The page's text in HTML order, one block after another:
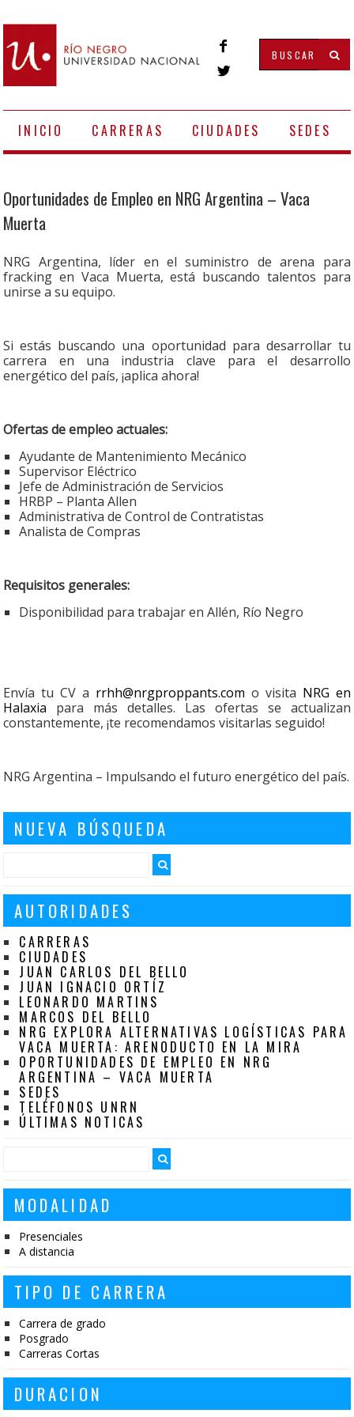
INICIO CARRERAS CIUDADES SEDES
Oportunidades de Empleo en NRG Argentina – Vaca
Muerta
NRG Argentina, líder en el suministro de arena para
fracking en Vaca Muerta, está buscando talentos para
unirse a su equipo.
Si estás buscando una oportunidad para desarrollar tu
carrera en una industria clave para el desarrollo
energético del país, ¡aplica ahora!
Ofertas de empleo actuales:
Ayudante de Mantenimiento Mecánico
Supervisor Eléctrico
Jefe de Administración de Servicios
HRBP – Planta Allen
Administrativa de Control de Contratistas
Analista de Compras
Requisitos generales:
Disponibilidad para trabajar en Allén, Río Negro
Envía tu CV a rrhh@nrgproppants.com o visita NRG en
Halaxia para más detalles. Las ofertas se actualizan
constantemente, ¡te recomendamos visitarlas seguido!
NRG Argentina – Impulsando el futuro energético del país.
NUEVA BÚSQUEDA
AUTORIDADES
CARRERAS
CIUDADES
JUAN CARLOS DEL BELLO
JUAN IGNACIO ORTÍZ
LEONARDO MARTINS
MARCOS DEL BELLO
NRG EXPLORA ALTERNATIVAS LOGÍSTICAS PARA
VACA MUERTA: ARENODUCTO EN LA MIRA
OPORTUNIDADES DE EMPLEO EN NRG
ARGENTINA – VACA MUERTA
SEDES
TELÉFONOS UNRN
ÚLTIMAS NOTICAS
MODALIDAD
Presenciales
A distancia
TIPO DE CARRERA
Carrera de grado
Posgrado
Carreras Cortas
DURACION